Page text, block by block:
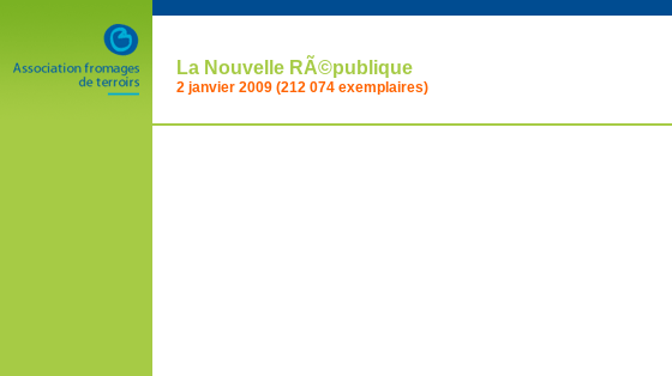
La Nouvelle RÃ©publique
2 janvier 2009 (212 074 exemplaires)